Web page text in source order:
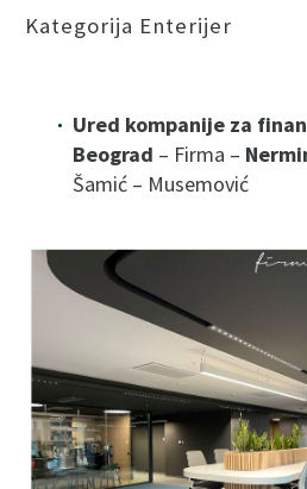
Kategorija Enterijer
Ured kompanije za
Beograd – Firma –
Šamić – Musemović